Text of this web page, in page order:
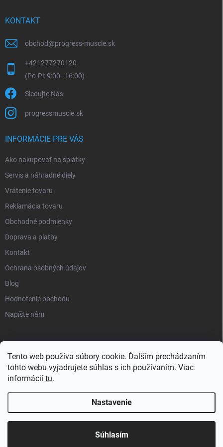
Tento web používa súbory cookie. Ďalším prechádzaním
tohto webu vyjadrujete súhlas s ich používaním. Viac
informácií tu.
Nastavenie
Súhlasím
KONTAKT
obchod@progress-muscle.sk
+421277270120
Sledujte Nás
progressmuscle.sk
INFORMÁCIE PRE VÁS
Ako nakupovať na splátky
Servis a náhradné diely
Vrátenie tovaru
Reklamácia tovaru
Obchodné podmienky
Doprava a platby
Kontakt
Ochrana osobných údajov
Blog
Hodnotenie obchodu
Napíšte nám
progress-muscle.sk